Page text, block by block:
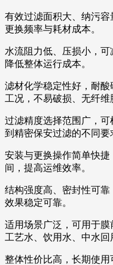
有效过滤面积大、纳污
更换频率与耗材成本。
水流阻力低、压损小，可
降低整体运行成本。
滤材化学稳定性好，耐
工况，不易破损、无纤维
过滤精度选择范围广，
到精密保安过滤的不同要
安装与更换操作简单快
间，提高运维效率。
结构强度高、密封性可
效果稳定可靠。
适用场景广泛，可用于膜
工艺水、饮用水、中水回
整体性价比高，长期使